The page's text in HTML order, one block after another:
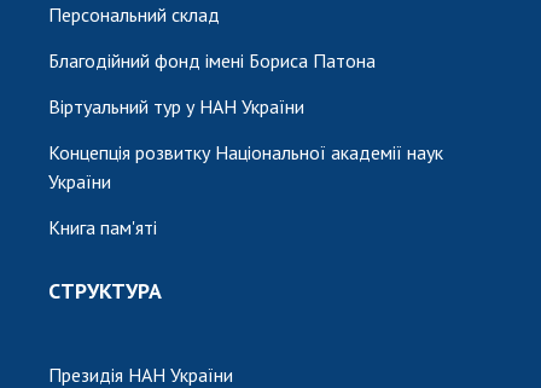
Персональний склад
Благодійний фонд імені Бориса Патона
Віртуальний тур у НАН України
Концепція розвитку Національної академії наук
України
Книга пам'яті
СТРУКТУРА
Президія НАН України